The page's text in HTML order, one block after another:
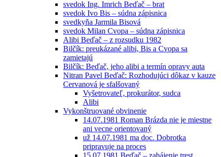
svedok Ing. Imrich Beďač – brat
svedok Ivo Bis – súdna zápisnica
svedkyňa Jarmila Bisová
svedok Milan Cvopa – súdna zápisnica
Alibi Beďač – z rozsudku 1982
Bilčík: preukázané alibi, Bis a Cvopa sa
zamietajú
Bilčík: Beďač, jeho alibi a termín opravy auta
Nitran Pavel Beďač: Rozhodujúci dôkaz v kauze
Cervanová je sfalšovaný
Vyšetrovateľ, prokurátor, sudca
Alibi
Vykonštruované obvinenie
14.07.1981 Roman Brázda nie je miestne
ani vecne orientovaný
už 14.07.1981 ma doc. Dobrotka
pripravuje na proces
15.07.1981 Beďač – zahájenie trest.